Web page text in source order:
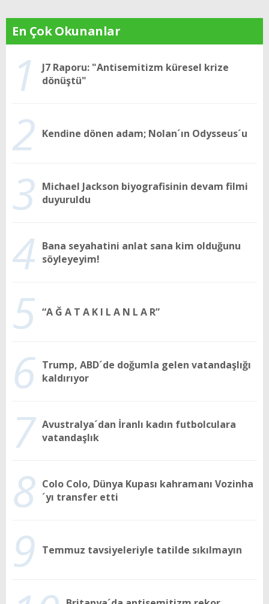
En Çok Okunanlar
1
J7 Raporu: "Antisemitizm küresel krize
dönüştü"
2 Kendine dönen adam; Nolan´ın Odysseus´u
3 Michael Jackson biyografisinin devam filmi
duyuruldu
4 Bana seyahatini anlat sana kim olduğunu
söyleyeyim!
5 “A Ğ A T A K I L A N L A R”
6 Trump, ABD´de doğumla gelen vatandaşlığı
kaldırıyor
7 Avustralya´dan İranlı kadın futbolculara
vatandaşlık
8 Colo Colo, Dünya Kupası kahramanı Vozinha
´yı transfer etti
9 Temmuz tavsiyeleriyle tatilde sıkılmayın